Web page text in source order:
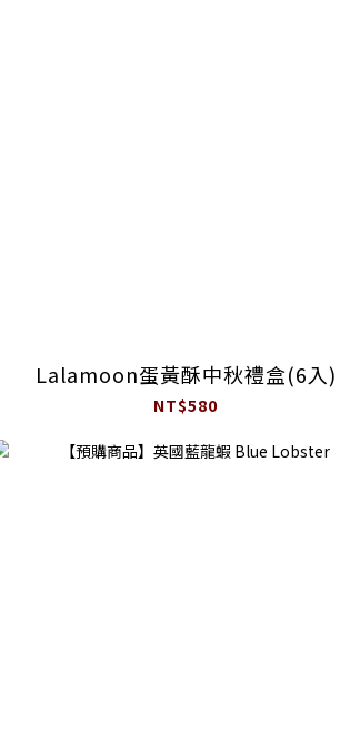
Lalamoon蛋黃酥中秋禮盒(6入)
NT$580